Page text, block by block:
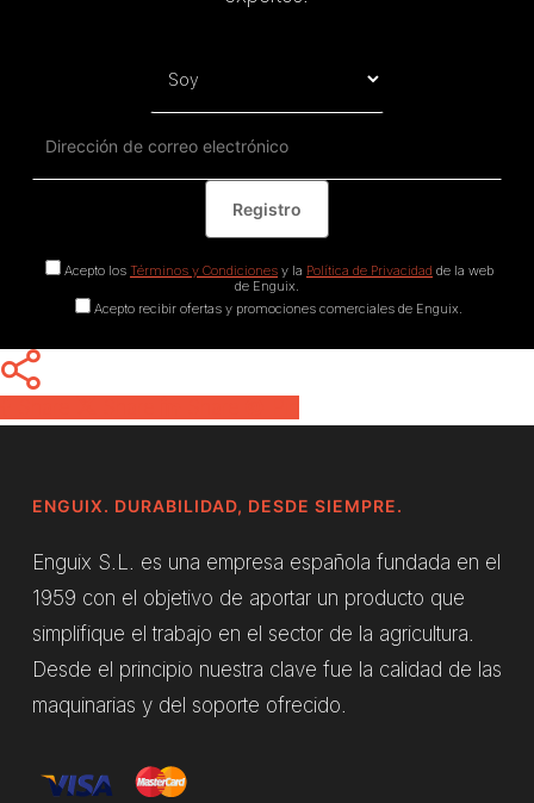
Acepto los Términos y Condicionesy la Política de Privacidad de la web
de Enguix.
Acepto recibir ofertas y promociones comerciales de Enguix.
ENGUIX. DURABILIDAD, DESDE SIEMPRE.
Enguix S.L. es una empresa española fundada en el
1959 con el objetivo de aportar un producto que
simplifique el trabajo en el sector de la agricultura.
Desde el principio nuestra clave fue la calidad de las
maquinarias y del soporte ofrecido.